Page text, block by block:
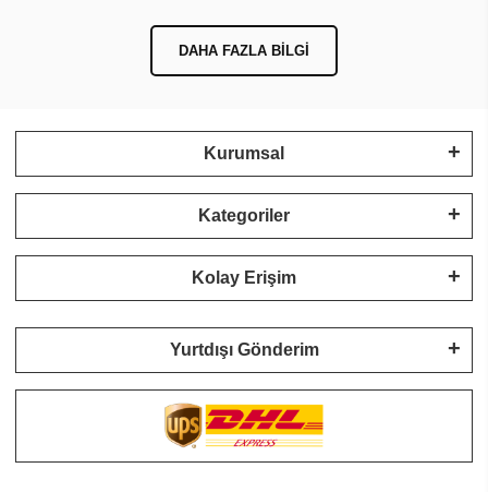
DAHA FAZLA BILGI
Kurumsal
Kategoriler
Kolay Erişim
Yurtdışı Gönderim